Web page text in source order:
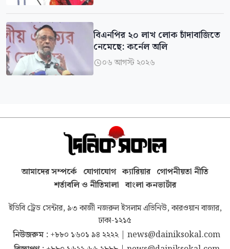
বিএনপির ২০ লাখ লোক চাঁদাবাজিতে
নেমেছে: কর্নেল অলি
০৬ আগস্ট ২০২৬
আমাদের সম্পর্কে যোগাযোগ ক্যারিয়ার গোপনীয়তা নীতি
শর্তাবলি ও নীতিমালা বাংলা কনভার্টার
ইডিবি ট্রেড সেন্টার, ৯৩ কাজী নজরুল ইসলাম এভিনিউ, কারওয়ান বাজার,
ঢাকা-১২১৫
নিউজরুম : +৮৮০ ১৬০১ ৯৪ ২২২২| news@dainiksokal.com